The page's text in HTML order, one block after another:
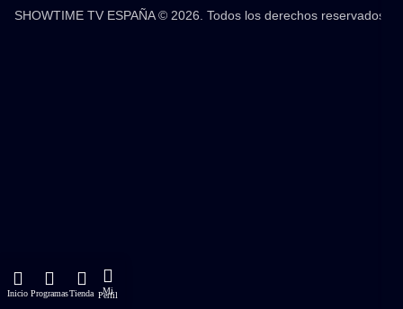
SHOWTIME TV ESPAÑA © 2026. Todos los derechos reservados.
Inicio ProgramasTienda Mi
Perfil